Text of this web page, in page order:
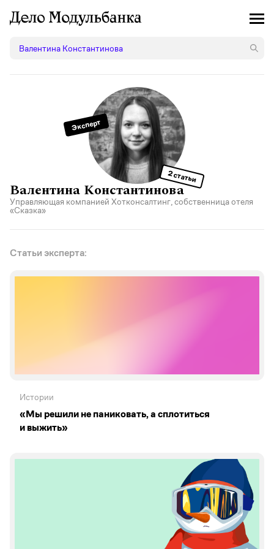
Эксперт
2 статьи
Валентина Константинова
Управляющая компанией Хотконсалтинг, собственницаотеля
«Сказка»
Статьи эксперта:
Истории
«Мы решили не паниковать, а сплотиться
и выжить»